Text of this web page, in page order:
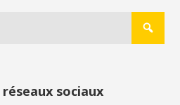
sociaux